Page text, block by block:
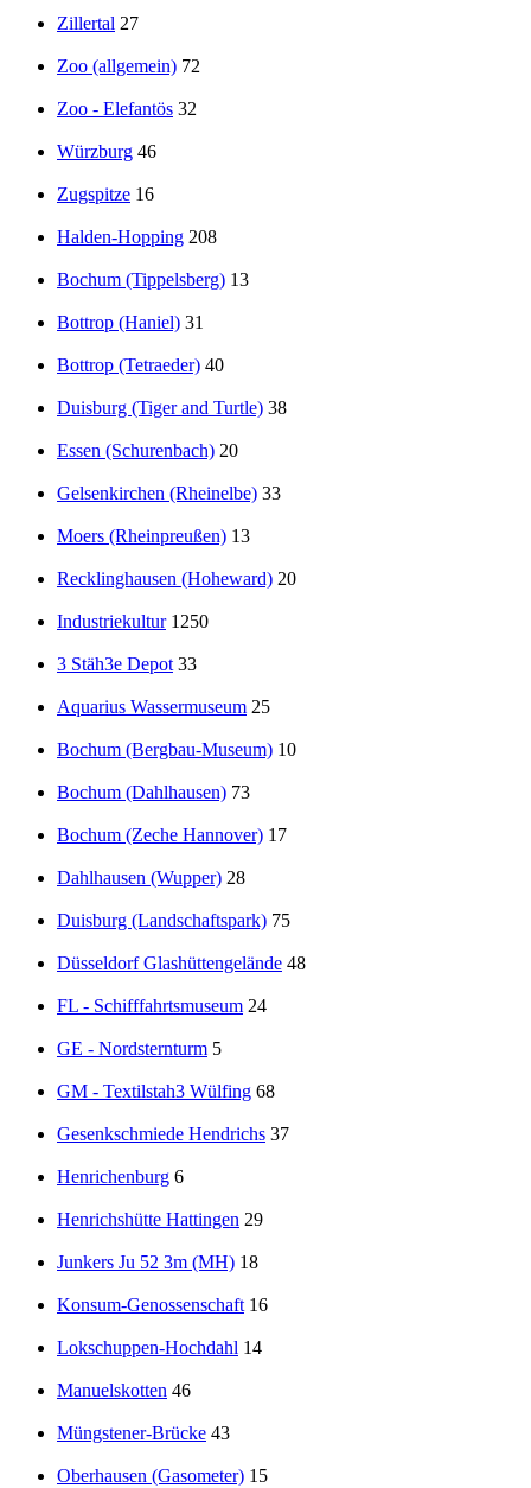
Zillertal 27
Zoo (allgemein) 72
Zoo - Elefantös 32
Würzburg 46
Zugspitze 16
Halden-Hopping 208
Bochum (Tippelsberg) 13
Bottrop (Haniel) 31
Bottrop (Tetraeder) 40
Duisburg (Tiger and Turtle) 38
Essen (Schurenbach) 20
Gelsenkirchen (Rheinelbe) 33
Moers (Rheinpreußen) 13
Recklinghausen (Hoheward) 20
Industriekultur 1250
3 Stäh3e Depot 33
Aquarius Wassermuseum 25
Bochum (Bergbau-Museum) 10
Bochum (Dahlhausen) 73
Bochum (Zeche Hannover) 17
Dahlhausen (Wupper) 28
Duisburg (Landschaftspark) 75
Düsseldorf Glashüttengelände 48
FL - Schifffahrtsmuseum 24
GE - Nordsternturm 5
GM - Textilstah3 Wülfing 68
Gesenkschmiede Hendrichs 37
Henrichenburg 6
Henrichshütte Hattingen 29
Junkers Ju 52 3m (MH) 18
Konsum-Genossenschaft 16
Lokschuppen-Hochdahl 14
Manuelskotten 46
Müngstener-Brücke 43
Oberhausen (Gasometer) 15